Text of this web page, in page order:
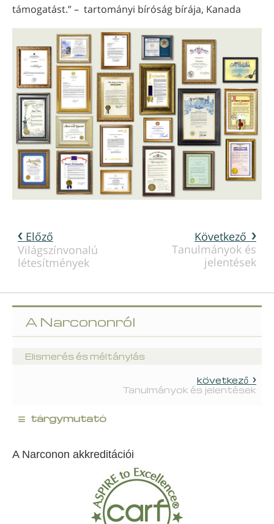
támogatást.” – tartományi bíróság bírája, Kanada
Következő
Tanulmányok és
jelentések
Előző
Világszínvonalú
létesítmények
A Narcononról
Elismerés és méltánylás
következő
Tanulmányok és jelentések
≡ tárgymutató
A Narconon akkreditációi